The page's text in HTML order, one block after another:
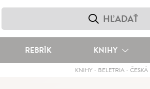
REBRÍK KNIHY
KNIHY- BELETRIA- ČESKÁ